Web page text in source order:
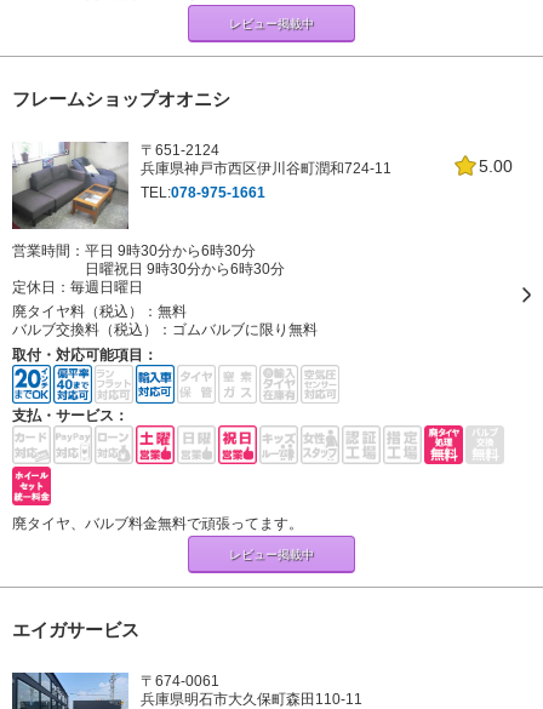
レビュー掲載中
フレームショップオオニシ
5.00
〒651-2124
兵庫県神戸市西区伊川谷町潤和724-11
TEL:078-975-1661
営業時間：平日 9時30分から6時30分
日曜祝日 9時30分から6時30分
定休日： 毎週日曜日
廃タイヤ料（税込）： 無料
バルブ交換料（税込）： ゴムバルブに限り無料
取付・対応可能項目：
支払・サービス：
廃タイヤ、バルブ料金無料で頑張ってます。
レビュー掲載中
エイガサービス
〒674-0061
兵庫県明石市大久保町森田110-11